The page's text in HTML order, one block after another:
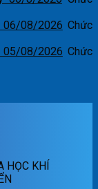
06/08/2026 Chức
05/08/2026 Chức
HỌC KHÍ